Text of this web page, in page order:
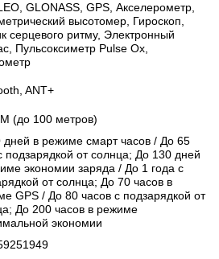
, GLONASS, GPS, Акселерометр,
высотомер, Гироскоп,
серцевого ритму, Электронный
, Пульсоксиметр Pulse Ox,
, ANT+
(до 100 метров)
дней в режиме смарт часов / До 65
подзарядкой от солнца; До 130 дней
экономии заряда / До 1 года с
от солнца; До 70 часов в
GPS / До 80 часов с подзарядкой от
До 200 часов в режиме
экономии